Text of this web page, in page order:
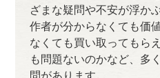
ざまな疑問や不安が浮か
作者が分からなくても価
なくても買い取ってもら
も問題ないのかなど、多
問があります。